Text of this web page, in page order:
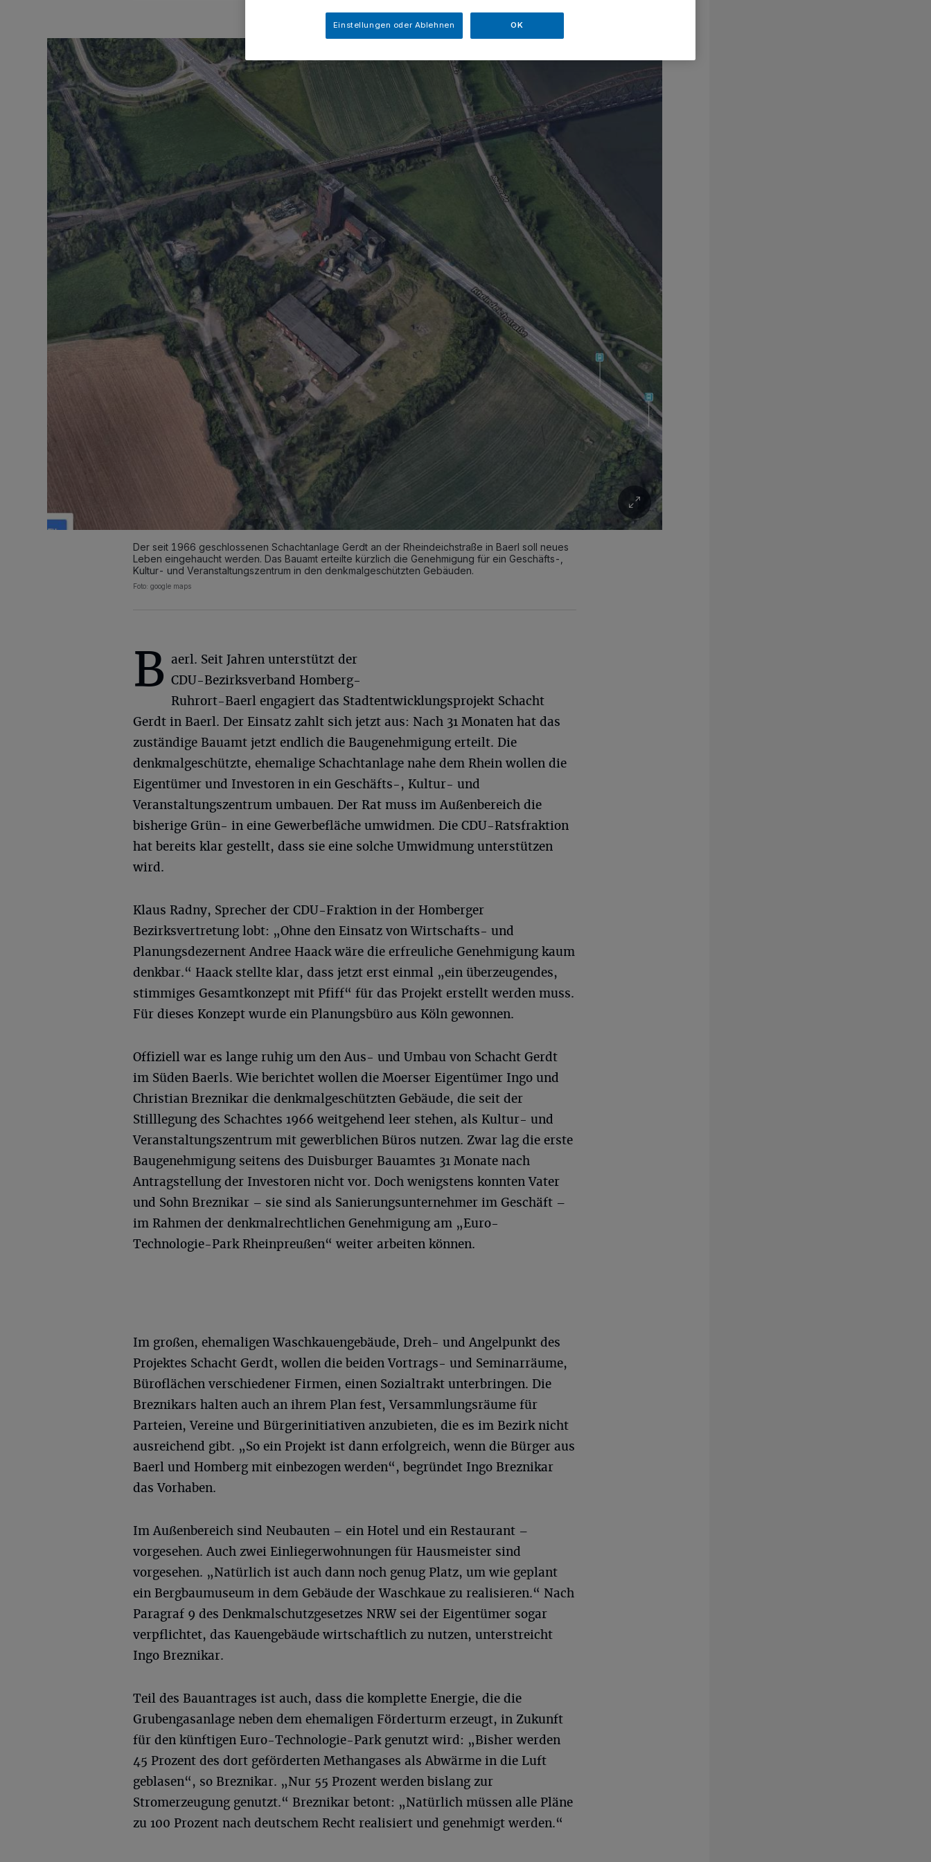
Der seit 1966 geschlossenen Schachtanlage Gerdt an der Rheindeichstraße in Baerl soll neues
Leben eingehaucht werden. Das Bauamt erteilte kürzlich die Genehmigung für ein Geschäfts-,
Kultur- und Veranstaltungszentrum in den denkmalgeschützten Gebäuden.
Foto: google maps
B aerl. Seit Jahren unterstützt der
CDU-Bezirksverband Homberg-
Ruhrort-Baerl engagiert das Stadtentwicklungsprojekt Schacht
Gerdt in Baerl. Der Einsatz zahlt sich jetzt aus: Nach 31 Monaten hat das
zuständige Bauamt jetzt endlich die Baugenehmigung erteilt. Die
denkmalgeschützte, ehemalige Schachtanlage nahe dem Rhein wollen die
Eigentümer und Investoren in ein Geschäfts-, Kultur- und
Veranstaltungszentrum umbauen. Der Rat muss im Außenbereich die
bisherige Grün- in eine Gewerbefläche umwidmen. Die CDU-Ratsfraktion
hat bereits klar gestellt, dass sie eine solche Umwidmung unterstützen
wird.
Klaus Radny, Sprecher der CDU-Fraktion in der Homberger
Bezirksvertretung lobt: „Ohne den Einsatz von Wirtschafts- und
Planungsdezernent Andree Haack wäre die erfreuliche Genehmigung kaum
denkbar.“ Haack stellte klar, dass jetzt erst einmal „ein überzeugendes,
stimmiges Gesamtkonzept mit Pfiff“ für das Projekt erstellt werden muss.
Für dieses Konzept wurde ein Planungsbüro aus Köln gewonnen.
Offiziell war es lange ruhig um den Aus- und Umbau von Schacht Gerdt
im Süden Baerls. Wie berichtet wollen die Moerser Eigentümer Ingo und
Christian Breznikar die denkmalgeschützten Gebäude, die seit der
Stilllegung des Schachtes 1966 weitgehend leer stehen, als Kultur- und
Veranstaltungszentrum mit gewerblichen Büros nutzen. Zwar lag die erste
Baugenehmigung seitens des Duisburger Bauamtes 31 Monate nach
Antragstellung der Investoren nicht vor. Doch wenigstens konnten Vater
und Sohn Breznikar – sie sind als Sanierungsunternehmer im Geschäft –
im Rahmen der denkmalrechtlichen Genehmigung am „Euro-
Technologie-Park Rheinpreußen“ weiter arbeiten können.
Im großen, ehemaligen Waschkauengebäude, Dreh- und Angelpunkt des
Projektes Schacht Gerdt, wollen die beiden Vortrags- und Seminarräume,
Büroflächen verschiedener Firmen, einen Sozialtrakt unterbringen. Die
Breznikars halten auch an ihrem Plan fest, Versammlungsräume für
Parteien, Vereine und Bürgerinitiativen anzubieten, die es im Bezirk nicht
ausreichend gibt. „So ein Projekt ist dann erfolgreich, wenn die Bürger aus
Baerl und Homberg mit einbezogen werden“, begründet Ingo Breznikar
das Vorhaben.
Im Außenbereich sind Neubauten – ein Hotel und ein Restaurant –
vorgesehen. Auch zwei Einliegerwohnungen für Hausmeister sind
vorgesehen. „Natürlich ist auch dann noch genug Platz, um wie geplant
ein Bergbaumuseum in dem Gebäude der Waschkaue zu realisieren.“ Nach
Paragraf 9 des Denkmalschutzgesetzes NRW sei der Eigentümer sogar
verpflichtet, das Kauengebäude wirtschaftlich zu nutzen, unterstreicht
Ingo Breznikar.
Teil des Bauantrages ist auch, dass die komplette Energie, die die
Grubengasanlage neben dem ehemaligen Förderturm erzeugt, in Zukunft
für den künftigen Euro-Technologie-Park genutzt wird: „Bisher werden
45 Prozent des dort geförderten Methangases als Abwärme in die Luft
geblasen“, so Breznikar. „Nur 55 Prozent werden bislang zur
Stromerzeugung genutzt.“ Breznikar betont: „Natürlich müssen alle Pläne
zu 100 Prozent nach deutschem Recht realisiert und genehmigt werden.“
Einstellungen oder Ablehnen OK